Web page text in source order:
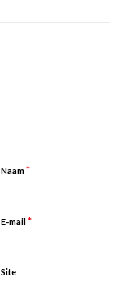
Naam*
E-mail*
Site